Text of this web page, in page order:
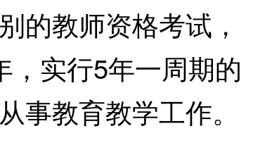
的教师资格考试，
实行5年一周期的
教育教学工作。